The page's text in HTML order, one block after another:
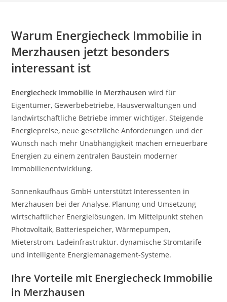
Warum Energiecheck Immobilie in
Merzhausen jetzt besonders
interessant ist
Energiecheck Immobilie in Merzhausen wird für
Eigentümer, Gewerbebetriebe, Hausverwaltungen und
landwirtschaftliche Betriebe immer wichtiger. Steigende
Energiepreise, neue gesetzliche Anforderungen und der
Wunsch nach mehr Unabhängigkeit machen erneuerbare
Energien zu einem zentralen Baustein moderner
Immobilienentwicklung.
Sonnenkaufhaus GmbH unterstützt Interessenten in
Merzhausen bei der Analyse, Planung und Umsetzung
wirtschaftlicher Energielösungen. Im Mittelpunkt stehen
Photovoltaik, Batteriespeicher, Wärmepumpen,
Mieterstrom, Ladeinfrastruktur, dynamische Stromtarife
und intelligente Energiemanagement-Systeme.
Ihre Vorteile mit Energiecheck Immobilie
in Merzhausen